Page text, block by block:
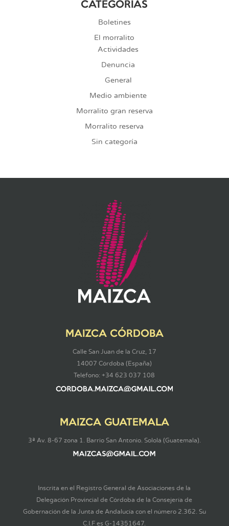
CATEGORÍAS
Boletines
El morralito
Actividades
Denuncia
General
Medio ambiente
Morralito gran reserva
Morralito reserva
Sin categoría
MAIZCA CÓRDOBA
Calle San Juan de la Cruz, 17
14007 Córdoba (España)
Teléfono: +34 623 037 108
MAIZCA GUATEMALA
3ª Av. 8-67 zona 1. Barrio San Antonio. Sololá (Guatemala).
Inscrita en el Registro General de Asociaciones de la
Delegación Provincial de Córdoba de la Consejería de
Gobernación de la Junta de Andalucía con el número 2.362. Su
C.I.F es G-14351647.